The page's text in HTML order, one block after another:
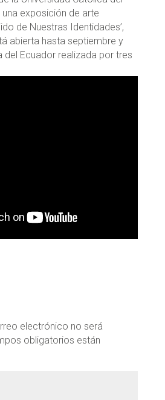
exposición de arte
de Nuestras Identidades’,
abierta hasta septiembre y
del Ecuador realizada por tres
electrónico no será
obligatorios están